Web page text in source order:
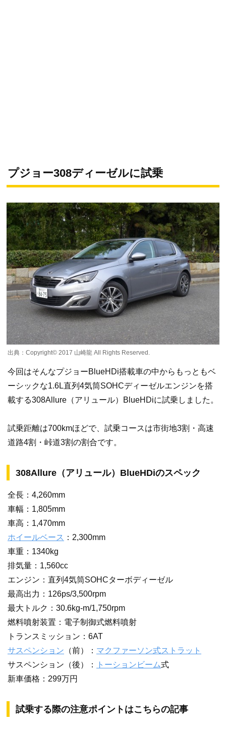
プジョー308ディーゼルに試乗
出典：Copyright©️ 2017 山崎龍 All Rights Reserved.
今回はそんなプジョーBlueHDi搭載車の中からもっともベ
ーシックな1.6L直列4気筒SOHCディーゼルエンジンを搭
載する308Allure（アリュール）BlueHDiに試乗しました。
試乗距離は700kmほどで、試乗コースは市街地3割・高速
道路4割・峠道3割の割合です。
308Allure（アリュール）BlueHDiのスペック
全長：4,260mm
車幅：1,805mm
車高：1,470mm
ホイールベース ：2,300mm
車重：1340kg
排気量：1,560cc
エンジン：直列4気筒SOHCターボディーゼル
最高出力：126ps/3,500rpm
最大トルク：30.6kg-m/1,750rpm
燃料噴射装置：電子制御式燃料噴射
トランスミッション：6AT
サスペンション （前）： マクファーソン式ストラット
サスペンション（後）：
トーションビーム式
新車価格：299万円
試乗する際の注意ポイントはこちらの記事